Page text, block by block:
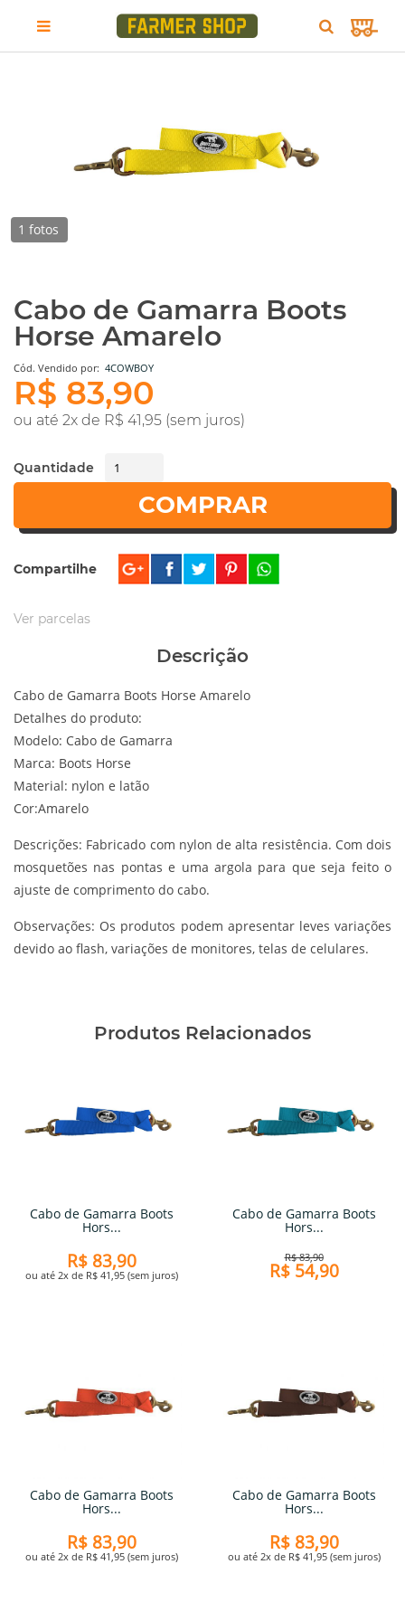
1 fotos
Cabo de Gamarra Boots
Horse Amarelo
Cód. Vendido por: 4COWBOY
R$ 83,90
ou até 2x de R$ 41,95 (sem juros)
Quantidade
COMPRAR
Compartilhe
Ver parcelas
Descrição
Cabo de Gamarra Boots Horse Amarelo
Detalhes do produto:
Modelo: Cabo de Gamarra
Marca: Boots Horse
Material: nylon e latão
Cor:Amarelo
Descrições: Fabricado com nylon de alta resistência. Com dois
mosquetões nas pontas e uma argola para que seja feito o
ajuste de comprimento do cabo.
Observações: Os produtos podem apresentar leves variações
devido ao flash, variações de monitores, telas de celulares.
Produtos Relacionados
Cabo de Gamarra Boots
Hors...
R$ 83,90
ou até 2x de R$ 41,95 (sem juros)
Cabo de Gamarra Boots
Hors...
R$ 83,90
R$ 54,90
Cabo de Gamarra Boots
Hors...
R$ 83,90
ou até 2x de R$ 41,95 (sem juros)
Cabo de Gamarra Boots
Hors...
R$ 83,90
ou até 2x de R$ 41,95 (sem juros)